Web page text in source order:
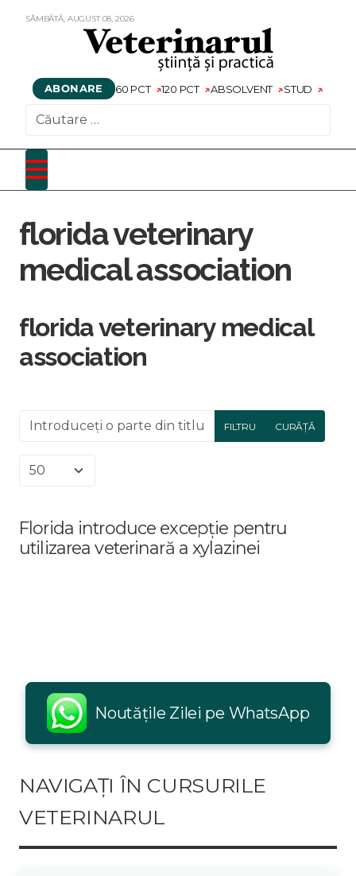
SÂMBĂTĂ, AUGUST08,2026
ABONARE 60 PCT 120 PCT ABSOLVENT STUD
florida veterinary
medical association
florida veterinary medical
association
Introduceți o parte din titlu. FILTRU CURĂȚĂ
Afișare #
Florida introduce excepție pentru
utilizarea veterinară a xylazinei
Noutățile Zilei pe WhatsApp
NAVIGAȚI ÎN CURSURILE
VETERINARUL